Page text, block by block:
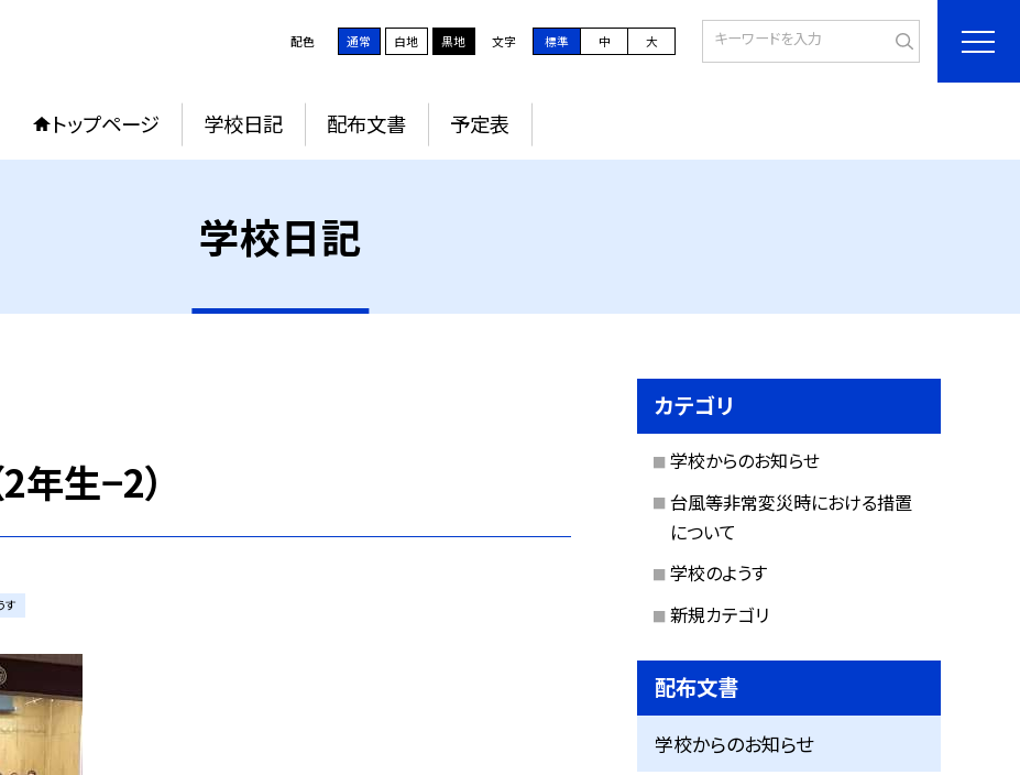
配色 通常 白地 黒地 文字 標準 中 大
トップページ 学校日記 配布文書 予定表
学校日記
年生−2）
す
カテゴリ
学校からのお知らせ
台風等非常変災時における措置
について
学校のようす
新規カテゴリ
配布文書
学校からのお知らせ